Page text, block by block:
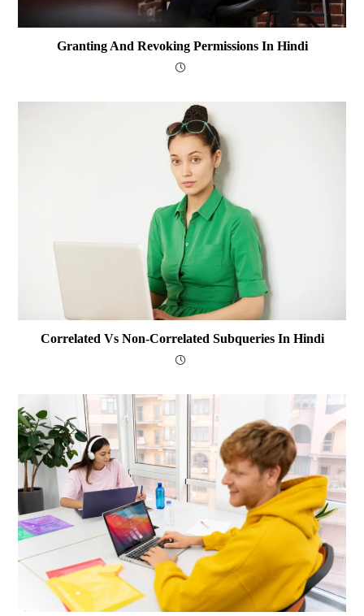
Granting And Revoking Permissions In Hindi
Correlated Vs Non-Correlated Subqueries In Hindi